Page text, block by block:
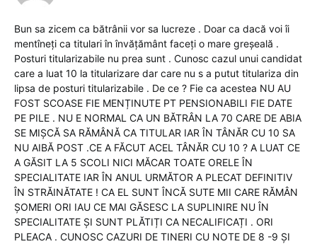
Bun sa zicem ca bătrânii vor sa lucreze . Doar ca dacă voi îi
mentîneți ca titulari în învățământ faceți o mare greșeală .
Posturi titularizabile nu prea sunt . Cunosc cazul unui candidat
care a luat 10 la titularizare dar care nu s a putut titulariza din
lipsa de posturi titularizabile . De ce ? Fie ca acestea NU AU
FOST SCOASE FIE MENȚINUTE PT PENSIONABILI FIE DATE
PE PILE . NU E NORMAL CA UN BĂTRÂN LA 70 CARE DE ABIA
SE MIȘCĂ SA RĂMÂNĂ CA TITULAR IAR ÎN TÂNĂR CU 10 SA
NU AIBĂ POST .CE A FĂCUT ACEL TÂNĂR CU 10 ? A LUAT CE
A GĂSIT LA 5 SCOLI NICI MĂCAR TOATE ORELE ÎN
SPECIALITATE IAR ÎN ANUL URMĂTOR A PLECAT DEFINITIV
ÎN STRĂINĂTATE ! CA EL SUNT ÎNCĂ SUTE MII CARE RĂMÂN
ȘOMERI ORI IAU CE MAI GĂSESC LA SUPLINIRE NU ÎN
SPECIALITATE ȘI SUNT PLĂTIȚI CA NECALIFICAȚI . ORI
PLEACA . CUNOSC CAZURI DE TINERI CU NOTE DE 8 -9 ȘI